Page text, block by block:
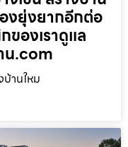
องยุ่งยากอีกต่อ
ของเราดูแล
น.com
านใหม